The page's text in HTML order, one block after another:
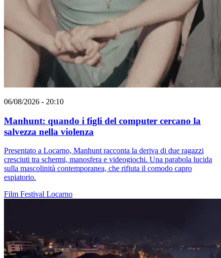
06/08/2026 - 20:10
Manhunt: quando i figli del computer cercano la
salvezza nella violenza
Presentato a Locarno, Manhunt racconta la deriva di due ragazzi
cresciuti tra schermi, manosfera e videogiochi. Una parabola lucida
sulla mascolinità contemporanea, che rifiuta il comodo capro
espiatorio.
Film Festival Locarno